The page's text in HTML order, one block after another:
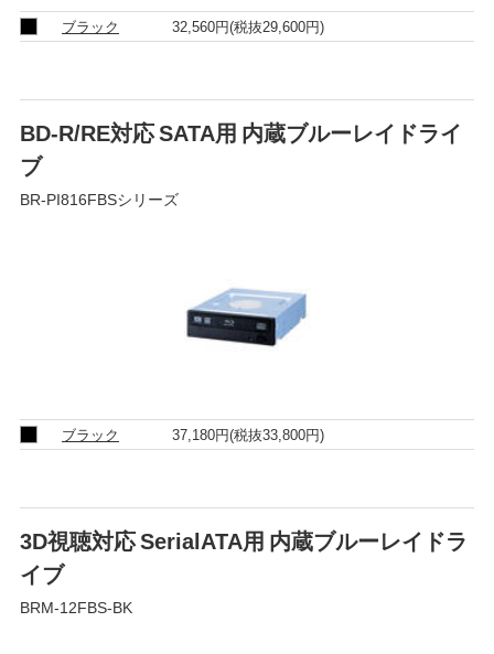
ブラック 32,560円(税抜29,600円)
BD-R/RE対応 SATA用 内蔵ブルーレイドライ
ブ
BR-PI816FBSシリーズ
ブラック 37,180円(税抜33,800円)
3D視聴対応 SerialATA用 内蔵ブルーレイドラ
イブ
BRM-12FBS-BK